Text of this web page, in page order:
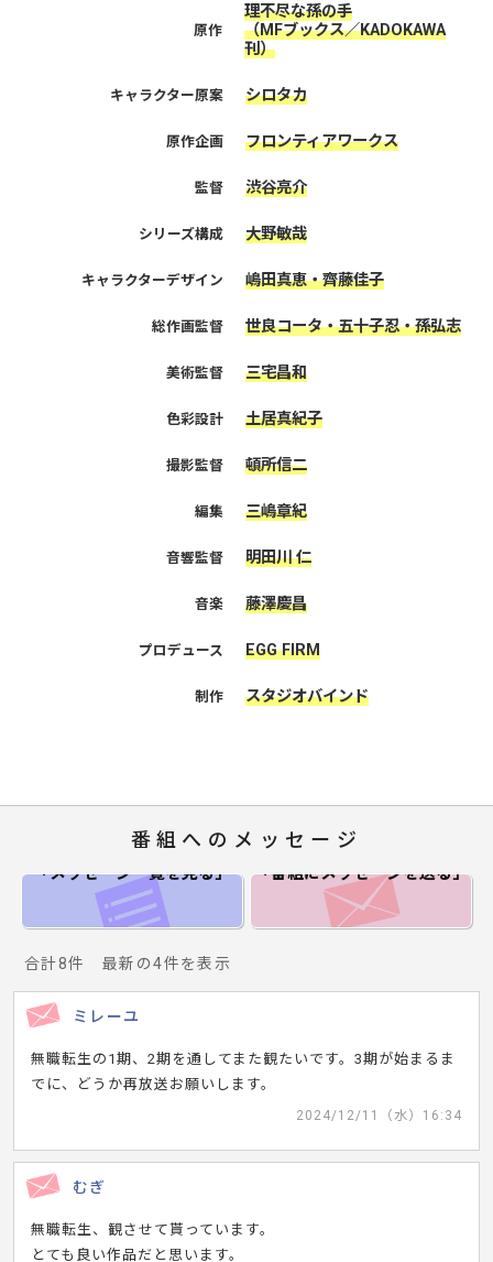
原作
理不尽な孫の手
（MFブックス／KADOKAWA
刊）
キャラクター原案 シロタカ
原作企画 フロンティアワークス
監督 渋谷亮介
シリーズ構成 大野敏哉
キャラクターデザイン 嶋田真恵・齊藤佳子
総作画監督 世良コータ・五十子忍・孫弘志
美術監督 三宅昌和
色彩設計 土居真紀子
撮影監督 頓所信二
編集 三嶋章紀
音響監督 明田川 仁
音楽 藤澤慶昌
プロデュース EGG FIRM
制作 スタジオバインド
番組へのメッセージ
「メッセージ一覧を見る」 「番組にメッセージを送る」
合計8件 最新の4件を表示
ミレーユ
無職転生の1期、2期を通してまた観たいです。3期が始まるま
でに、どうか再放送お願いします。
2024/12/11（水）16:34
むぎ
無職転生、観させて貰っています。
とても良い作品だと思います。